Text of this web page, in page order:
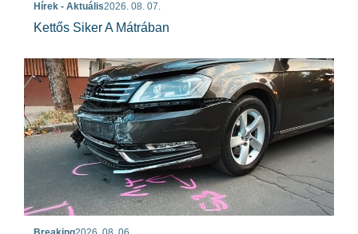
Hírek - Aktuális2026. 08. 07.
Kettős Siker A Mátrában